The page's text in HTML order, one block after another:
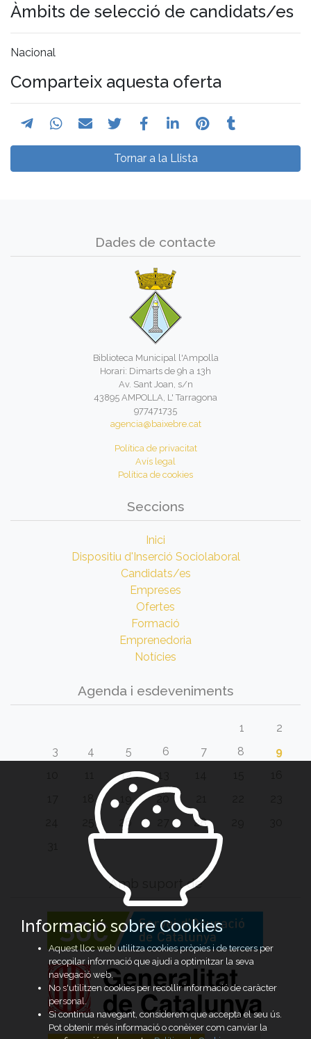
Àmbits de selecció de candidats/es
Nacional
Comparteix aquesta oferta
Tornar a la Llista
Dades de contacte
Biblioteca Municipal l'Ampolla
Horari: Dimarts de 9h a 13h
Av. Sant Joan, s/n
43895 AMPOLLA, L' Tarragona
977471735
agencia@baixebre.cat
Política de privacitat
Avís legal
Política de cookies
Seccions
Inici
Dispositiu d'Inserció Sociolaboral
Candidats/es
Empreses
Ofertes
Formació
Emprenedoria
Notícies
Agenda i esdeveniments
1
2
3
4 5 6 7 8
9
12 13
20
26 28
Amb suport de
Informació sobre Cookies
Aquest lloc web utilitza cookies pròpies i de tercers per
recopilar informació que ajudi a optimitzar la seva
navegació web.
No s'utilitzen cookies per recollir informació de caràcter
personal.
Si continua navegant, considerem que accepta el seu ús.
Pot obtenir més informació o conèixer com canviar la